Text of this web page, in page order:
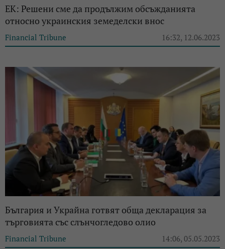
ЕК: Решени сме да продължим обсъжданията
относно украинския земеделски внос
Financial Tribune 16:32, 12.06.2023
България и Украйна готвят обща декларация за
търговията със слънчогледово олио
Financial Tribune 14:06, 05.05.2023